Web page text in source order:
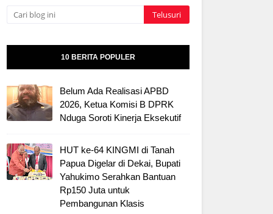
10 BERITA POPULER
Belum Ada Realisasi APBD
2026, Ketua Komisi B DPRK
Nduga Soroti Kinerja Eksekutif
HUT ke-64 KINGMI di Tanah
Papua Digelar di Dekai, Bupati
Yahukimo Serahkan Bantuan
Rp150 Juta untuk
Pembangunan Klasis